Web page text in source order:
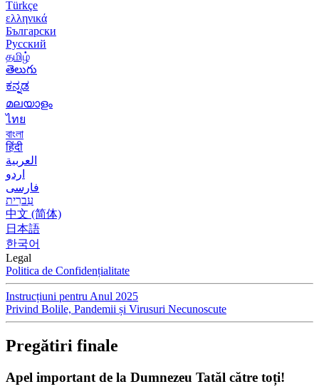
Türkçe
ελληνικά
Български
Русский
தமிழ்
తెలుగు
ಕನ್ನಡ
മലയാളം
ไทย
বাংলা
हिंदी
العربية
اردو
فارسی
עִברִית
中文 (简体)
日本語
한국어
Legal
Politica de Confidențialitate
Instrucțiuni pentru Anul 2025
Privind Bolile, Pandemii și Virusuri Necunoscute
Pregătiri finale
Apel important de la Dumnezeu Tatăl către toți!